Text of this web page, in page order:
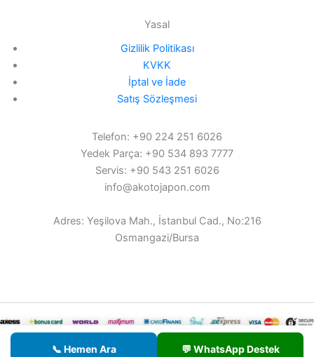
📞 Hemen Ara 💬 WhatsApp Destek
Yasal
Gizlilik Politikası
KVKK
İptal ve İade
Satış Sözleşmesi
Telefon: +90 224 251 6026
Yedek Parça: +90 534 893 7777
Servis: +90 543 251 6026
info@akotojapon.com
Adres: Yeşilova Mah., İstanbul Cad., No:216
Osmangazi/Bursa
© 2026 AKOTO - Tüm hakları saklıdır.